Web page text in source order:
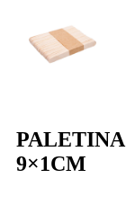
9×1CM